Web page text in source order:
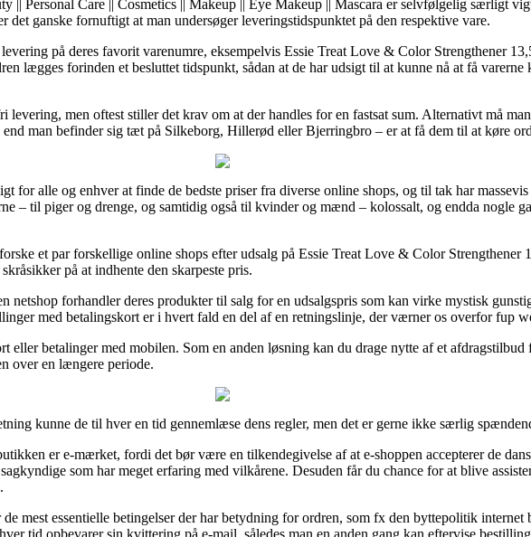
|| Personal Care || Cosmetics || Makeup || Eye Makeup || Mascara er selvfølgelig særligt
det ganske fornuftigt at man undersøger leveringstidspunktet på den respektive vare.
på deres favorit varenumre, eksempelvis Essie Treat Love & Color Strengthener
lægges forinden et besluttet tidspunkt, sådan at de har udsigt til at kunne nå at få
men oftest stiller det krav om at der handles for en fastsat sum. Alternativt må
man befinder sig tæt på Silkeborg, Hillerød eller Bjerringbro – er at få dem til at køre
for alle og enhver at finde de bedste priser fra diverse online shops, og til tak har
– til piger og drenge, og samtidig også til kvinder og mænd – kolossalt, og endda nogle
et par forskellige online shops efter udsalg på Essie Treat Love & Color
på at indhente den skarpeste pris.
netshop forhandler deres produkter til salg for en udsalgspris som kan virke mystisk
med betalingskort er i hvert fald en del af en retningslinje, der værner os overfor fup
eller betalinger med mobilen. Som en anden løsning kan du drage nytte af et
over en længere periode.
kunne de til hver en tid gennemlæse dens regler, men det er gerne ikke særlig
er e-mærket, fordi det bør være en tilkendegivelse af at e-shoppen accepterer de
som har meget erfaring med vilkårene. Desuden får du chance for at blive
mest essentielle betingelser der har betydning for ordren, som fx den byttepolitik internet
tid opbevarer sin kvittering på e-mail, således man en anden gang kan eftervise